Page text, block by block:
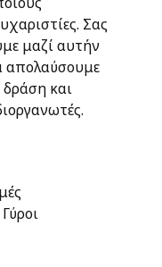
Σας
μαζί αυτήν
απολαύσουμε
και